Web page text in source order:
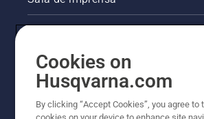
Outros websites da Husqvarna
A abordagem da Husqvarna à
Cookies on
Husqvarna.com
By clicking “Accept Cookies”, you agree to